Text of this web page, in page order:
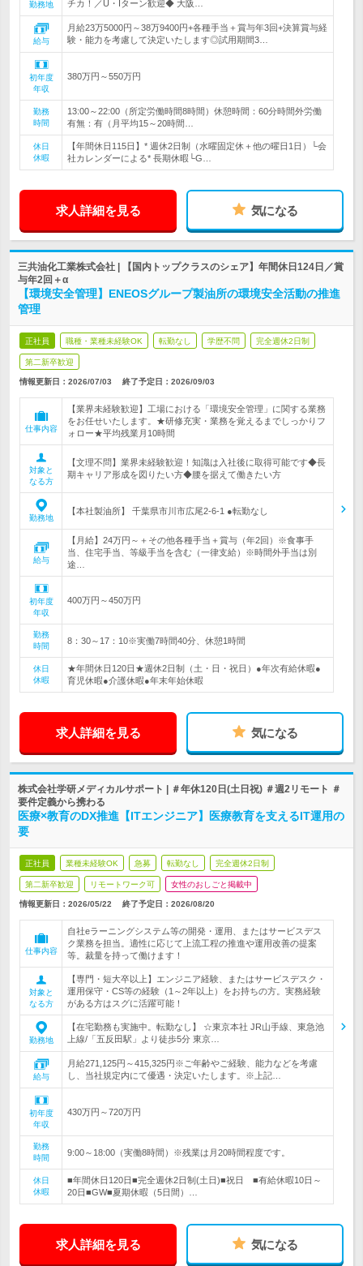
勤務地 チカ！／U・Iターン歓迎◆ 大阪…
給与
月給23万5000円～38万9400円+各種手当＋賞与年3回+決算賞与経
験・能力を考慮して決定いたします◎試用期間3…
初年度
年収
380万円～550万円
勤務
時間
13:00～22:00（所定労働時間8時間）休憩時間：60分時間外労働
有無：有（月平均15～20時間…
休日
休暇
【年間休日115日】* 週休2日制（水曜固定休＋他の曜日1日）└会
社カレンダーによる* 長期休暇└G…
求人詳細を見る 気になる
三共油化工業株式会社 | 【国内トップクラスのシェア】年間休日124日／賞
与年2回＋α
【環境安全管理】ENEOSグループ製油所の環境安全活動の推進
管理
正社員 職種・業種未経験OK 転勤なし 学歴不問 完全週休2日制
第二新卒歓迎
情報更新日：2026/07/03 終了予定日： 2026/09/03
仕事内容
【業界未経験歓迎】工場における「環境安全管理」に関する業務
をお任せいたします。★研修充実・業務を覚えるまでしっかりフ
ォロー★平均残業月10時間
対象と
なる方
【文理不問】業界未経験歓迎！知識は入社後に取得可能です◆長
期キャリア形成を図りたい方◆腰を据えて働きたい方
勤務地
【本社製油所】 千葉県市川市広尾2-6-1 ●転勤なし
給与
【月給】24万円～＋その他各種手当＋賞与（年2回）※食事手
当、住宅手当、等級手当を含む（一律支給）※時間外手当は別
途…
初年度
年収
400万円～450万円
勤務
時間
8：30～17：10※実働7時間40分、休憩1時間
休日
休暇
★年間休日120日★週休2日制（土・日・祝日）●年次有給休暇●
育児休暇●介護休暇●年末年始休暇
求人詳細を見る 気になる
株式会社学研メディカルサポート | ＃年休120日(土日祝) ＃週2リモート ＃
要件定義から携わる
医療×教育のDX推進【ITエンジニア】医療教育を支えるIT運用の
要
正社員 業種未経験OK 急募 転勤なし 完全週休2日制
第二新卒歓迎 リモートワーク可 女性のおしごと掲載中
情報更新日：2026/05/22 終了予定日： 2026/08/20
仕事内容
自社eラーニングシステム等の開発・運用、またはサービスデス
ク業務を担当。適性に応じて上流工程の推進や運用改善の提案
等。裁量を持って働けます！
対象と
なる方
【専門・短大卒以上】エンジニア経験、またはサービスデスク・
運用保守・CS等の経験（1～2年以上）をお持ちの方。実務経験
がある方はスグに活躍可能！
勤務地
【在宅勤務も実施中。転勤なし】 ☆東京本社 JR山手線、東急池
上線/「五反田駅」より徒歩5分 東京…
給与
月給271,125円～415,325円※ご年齢やご経験、能力などを考慮
し、当社規定内にて優遇・決定いたします。※上記…
初年度
年収
430万円～720万円
勤務
時間
9:00～18:00（実働8時間）※残業は月20時間程度です。
休日
休暇
■年間休日120日■完全週休2日制(土日)■祝日 ■有給休暇10日～
20日■GW■夏期休暇（5日間）…
求人詳細を見る 気になる